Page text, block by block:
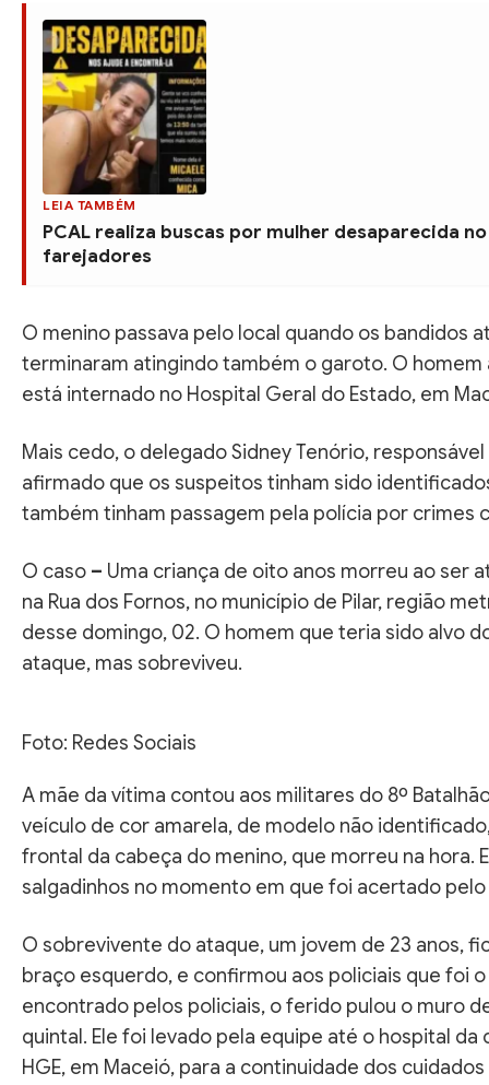
LEIA TAMBÉM
PCAL realiza buscas por mulher desaparecida
farejadores
O menino passava pelo local quando os bandidos
terminaram atingindo também o garoto. O
está internado no Hospital Geral do Estado, em
Mais cedo, o delegado Sidney Tenório,
afirmado que os suspeitos tinham sido
também tinham passagem pela polícia por
O caso – Uma criança de oito anos morreu ao ser
na Rua dos Fornos, no município de Pilar, região
desse domingo, 02. O homem que teria sido alvo
ataque, mas sobreviveu.
Foto: Redes Sociais
A mãe da vítima contou aos militares do 8º
veículo de cor amarela, de modelo não
frontal da cabeça do menino, que morreu na hora.
salgadinhos no momento em que foi acertado
O sobrevivente do ataque, um jovem de 23 anos,
braço esquerdo, e confirmou aos policiais que foi
encontrado pelos policiais, o ferido pulou o muro
quintal. Ele foi levado pela equipe até o hospital
HGE, em Maceió, para a continuidade dos